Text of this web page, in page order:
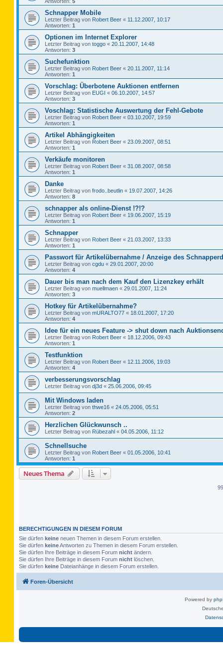
Schnapper Mobile
Letzter Beitrag von Robert Beer « 11.12.2007, 10:17
Antworten: 1
Optionen im Internet Explorer
Letzter Beitrag von toggo « 20.11.2007, 14:48
Antworten: 3
Suchefunktion
Letzter Beitrag von Robert Beer « 20.11.2007, 11:14
Antworten: 1
Vorschlag: Überbotene Auktionen entfernen
Letzter Beitrag von EUGI « 06.10.2007, 14:57
Antworten: 3
Voschlag: Statistische Auswertung der Fehl-Gebote
Letzter Beitrag von Robert Beer « 03.10.2007, 19:59
Antworten: 1
Artikel Abhängigkeiten
Letzter Beitrag von Robert Beer « 23.09.2007, 08:51
Antworten: 1
Verkäufe monitoren
Letzter Beitrag von Robert Beer « 31.08.2007, 08:58
Antworten: 1
Danke
Letzter Beitrag von frodo..beutlin « 19.07.2007, 14:26
Antworten: 8
schnapper als online-Dienst !?!?
Letzter Beitrag von Robert Beer « 19.06.2007, 15:19
Antworten: 1
Schnapper
Letzter Beitrag von Robert Beer « 21.03.2007, 13:33
Antworten: 1
Passwort für Artikelübernahme / Anzeige des
Letzter Beitrag von cgdu « 29.01.2007, 20:00
Antworten: 4
Dauer bis man nach dem Kauf den Lizenzkey erhält
Letzter Beitrag von muellmaen « 29.01.2007, 11:24
Antworten: 3
Hotkey für Artikelübernahme?
Letzter Beitrag von mURALTO77 « 18.01.2007, 17:20
Antworten: 4
Idee für ein neues Feature -> shut down nach
Letzter Beitrag von Robert Beer « 18.12.2006, 09:43
Antworten: 1
Testfunktion
Letzter Beitrag von Robert Beer « 12.11.2006, 19:03
Antworten: 4
verbesserungsvorschlag
Letzter Beitrag von dj3d « 25.06.2006, 09:45
Mit Windows laden
Letzter Beitrag von thwe16 « 24.05.2006, 05:51
Antworten: 2
Herzlichen Glückwunsch ..
Letzter Beitrag von Rübezahl « 04.05.2006, 11:12
Schnellsuche
Letzter Beitrag von Robert Beer « 01.05.2006, 10:41
Antworten: 1
Neues Thema
BERECHTIGUNGEN IN DIESEM FORUM
Sie dürfen keine neuen Themen in diesem Forum erstellen.
Sie dürfen keineAntworten zu Themen in diesem Forum erstellen.
Sie dürfen Ihre Beiträge in diesem Forum nicht ändern.
Sie dürfen Ihre Beiträge in diesem Forum nicht löschen.
Sie dürfen keine Dateianhänge in diesem Forum erstellen.
Foren-Übersicht
Powered by